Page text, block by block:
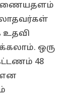
இணையதளம்
உதவி
ஒரு
48
என